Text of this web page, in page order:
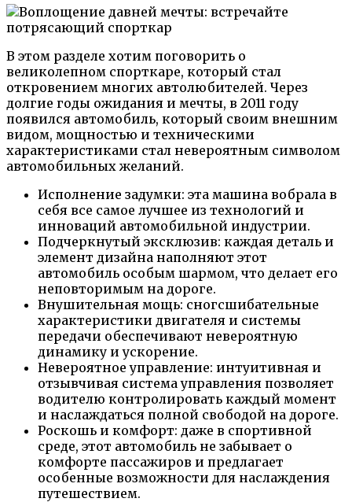
В этом разделе хотим поговорить о
великолепном спорткаре, который стал
откровением многих автолюбителей. Через
долгие годы ожидания и мечты, в 2011 году
появился автомобиль, который своим внешним
видом, мощностью и техническими
характеристиками стал невероятным символом
автомобильных желаний.
Исполнение задумки: эта машина вобрала в
себя все самое лучшее из технологий и
инноваций автомобильной индустрии.
Подчеркнутый эксклюзив: каждая деталь и
элемент дизайна наполняют этот
автомобиль особым шармом, что делает его
неповторимым на дороге.
Внушительная мощь: сногсшибательные
характеристики двигателя и системы
передачи обеспечивают невероятную
динамику и ускорение.
Невероятное управление: интуитивная и
отзывчивая система управления позволяет
водителю контролировать каждый момент
и наслаждаться полной свободой на дороге.
Роскошь и комфорт: даже в спортивной
среде, этот автомобиль не забывает о
комфорте пассажиров и предлагает
особенные возможности для наслаждения
путешествием.